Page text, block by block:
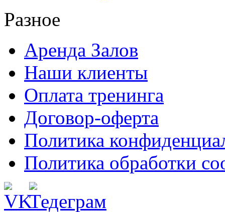
Разное
Аренда Залов
Наши клиенты
Оплата тренинга
Договор-оферта
Политика
Политика обработки